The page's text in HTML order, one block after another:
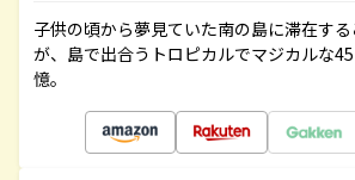
子供の頃から夢見ていた南の島に滞在す
が、島で出合うトロピカルでマジカルな
憶。